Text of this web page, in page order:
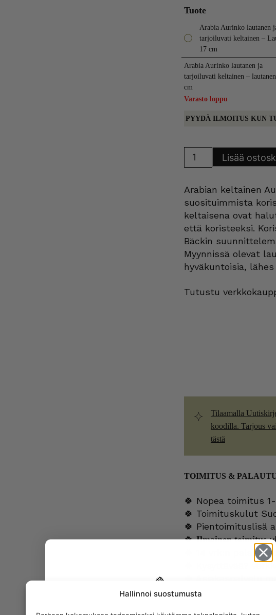
Hallinnoi suostumusta
Tuote
Arabia Aurinko lautanen
tarjoiluvati keltainen –
17 cm
Arabia Aurinko lautanen ja
tarjoiluvati keltainen –
cm
Varasto loppu
PYYDÄ ILMOITUS KUN
Aurinko
keltainen
Lisää
Arabian keltainen
suosituimmista
keltaisena ovat
että koristeeksi.
Bäckin
Myynnissä olevat
hyväkuntoisia,
Tutustu
Tilaamalla
koodilla. Tarjous
tästä
TOIMITUS &
🍀 Nopea toimitus
🍀 Toimituskulut
🍀 Pientoimituslisä
🍀Ilmainen toimitus
🍀 14 vrk:n
Get -5%